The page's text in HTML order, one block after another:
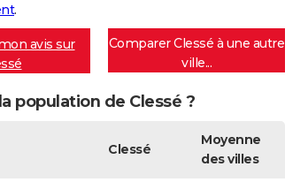
.
avis sur
Comparer Clessé à une autre
ville...
population de Clessé ?
Clessé
Moyenne
des villes